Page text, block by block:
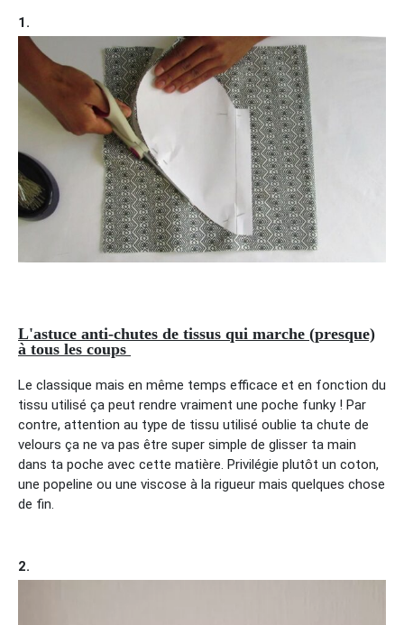
1.
L'astuce anti-chutes de tissus qui marche (presque)
à tous les coups
Le classique mais en même temps efficace et en fonction du
tissu utilisé ça peut rendre vraiment une poche funky ! Par
contre, attention au type de tissu utilisé oublie ta chute de
velours ça ne va pas être super simple de glisser ta main
dans ta poche avec cette matière. Privilégie plutôt un coton,
une popeline ou une viscose à la rigueur mais quelques chose
de fin.
2.